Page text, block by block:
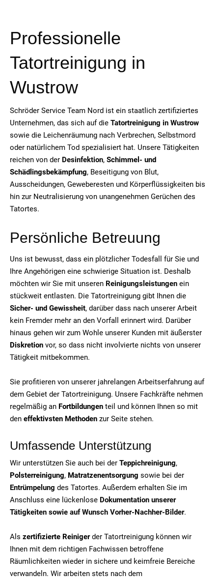
Professionelle
Tatortreinigung in
Wustrow
Schröder Service Team Nord ist ein staatlich zertifiziertes
Unternehmen, das sich auf die Tatortreinigung in Wustrow
sowie die Leichenräumung nach Verbrechen, Selbstmord
oder natürlichem Tod spezialisiert hat. Unsere Tätigkeiten
reichen von der Desinfektion, Schimmel- und
Schädlingsbekämpfung, Beseitigung von Blut,
Ausscheidungen, Geweberesten und Körperflüssigkeiten bis
hin zur Neutralisierung von unangenehmen Gerüchen des
Tatortes.
Persönliche Betreuung
Uns ist bewusst, dass ein plötzlicher Todesfall für Sie und
Ihre Angehörigen eine schwierige Situation ist. Deshalb
möchten wir Sie mit unseren Reinigungsleistungen ein
stückweit entlasten. Die Tatortreinigung gibt Ihnen die
Sicher- und Gewissheit, darüber dass nach unserer Arbeit
kein Fremder mehr an den Vorfall erinnert wird. Darüber
hinaus gehen wir zum Wohle unserer Kunden mit äußerster
Diskretion vor, so dass nicht involvierte nichts von unserer
Tätigkeit mitbekommen.
Sie profitieren von unserer jahrelangen Arbeitserfahrung auf
dem Gebiet der Tatortreinigung. Unsere Fachkräfte nehmen
regelmäßig an Fortbildungen teil und können Ihnen so mit
den effektivsten Methoden zur Seite stehen.
Umfassende Unterstützung
Wir unterstützen Sie auch bei der Teppichreinigung,
Polsterreinigung, Matratzenentsorgung sowie bei der
Entrümpelung des Tatortes. Außerdem erhalten Sie im
Anschluss eine lückenlose Dokumentation unserer
Tätigkeiten sowie auf Wunsch Vorher-Nachher-Bilder.
Als zertifizierte Reinigerder Tatortreinigung können wir
Ihnen mit dem richtigen Fachwissen betroffene
Räumlichkeiten wieder in sichere und keimfreie Bereiche
verwandeln. Wir arbeiten stets nach dem